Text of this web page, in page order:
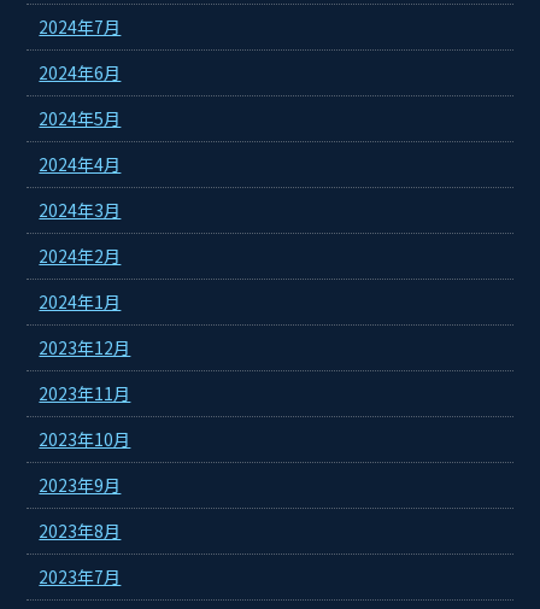
2024年7月
2024年6月
2024年5月
2024年4月
2024年3月
2024年2月
2024年1月
2023年12月
2023年11月
2023年10月
2023年9月
2023年8月
2023年7月